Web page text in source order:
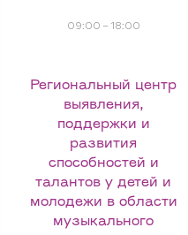
09:00 – 18:00
Региональный центр
выявления,
поддержки и
развития
способностей и
талантов у детей и
молодежи в области
музыкального